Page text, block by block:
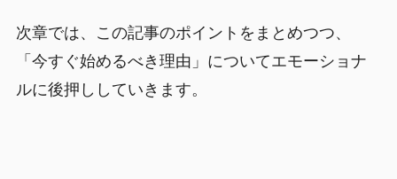
次章では、この記事のポイントをまとめつつ、
「今すぐ始めるべき理由」についてエモーショナ
ルに後押ししていきます。